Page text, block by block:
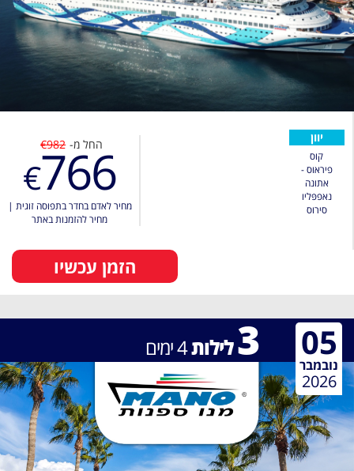
יוון
קוס
פיראוס -
אתונה
נאפפּליו
סירוס
החל מ- €982
€766
מחיר לאדם בחדר בתפוסה זוגית |
מחיר להזמנות באתר
הזמן עכשיו
3לילות4ימים 05
נובמבר
2026